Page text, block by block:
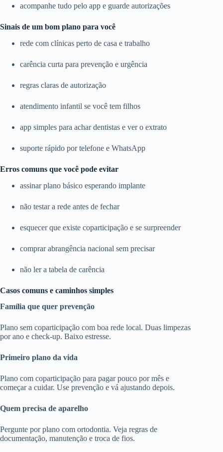
acompanhe tudo pelo app e guarde autorizações
Sinais de um bom plano para você
rede com clínicas perto de casa e trabalho
carência curta para prevenção e urgência
regras claras de autorização
atendimento infantil se você tem filhos
app simples para achar dentistas e ver o extrato
suporte rápido por telefone e WhatsApp
Erros comuns que você pode evitar
assinar plano básico esperando implante
não testar a rede antes de fechar
esquecer que existe coparticipação e se surpreender
comprar abrangência nacional sem precisar
não ler a tabela de carência
Casos comuns e caminhos simples
Família que quer prevenção
Plano sem coparticipação com boa rede local. Duas limpezas
por ano e check-up. Baixo estresse.
Primeiro plano da vida
Plano com coparticipação para pagar pouco por mês e
começar a cuidar. Use prevenção e vá ajustando depois.
Quem precisa de aparelho
Pergunte por plano com ortodontia. Veja regras de
documentação, manutenção e troca de fios.